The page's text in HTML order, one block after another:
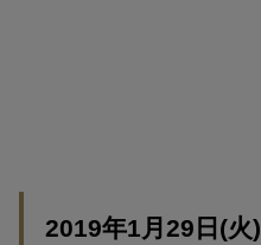
2019年1月29日(火)